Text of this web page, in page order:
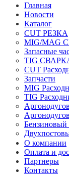
Главная
Новости
Каталог
CUT РЕЗКА
MIG/MAG
Запасные
TIG
CUT
Запчасти
MIG
TIG
Бензиновый
О компании
Оплата и
Партнеры
Контакты